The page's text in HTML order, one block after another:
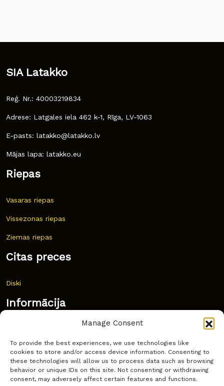
Manage Consent
To provide the best experiences, we use technologies like
cookies to store and/or access device information. Consenting to
these technologies will allow us to process data such as browsing
behavior or unique IDs on this site. Not consenting or withdrawing
consent, may adversely affect certain features and functions.
SIA Latakko
Reģ. Nr.: 40003219834
Adrese: Latgales iela 462 k-1, Rīga, LV-1063
E-pasts: latakko@latakko.lv
Mājas lapa: latakko.eu
Riepas
Vasaras riepas
Vissezonas riepas
Ziemas riepas
Citas preces
Diski
Informācija
Bieži uzdoti jautājumi
Kur pirkt?
Sīkdatņu politika